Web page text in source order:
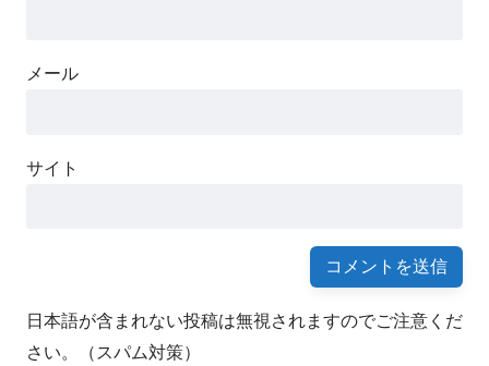
メール
サイト
日本語が含まれない投稿は無視されますのでご注意くだ
さい。（スパム対策）